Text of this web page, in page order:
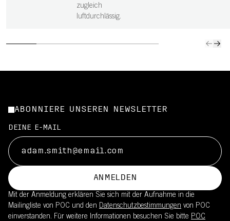
zugleich
luftdurchlässig.
ABONNIERE UNSEREN NEWSLETTER
DEINE E-MAIL
ANMELDEN
Mit der Anmeldung erklären Sie sich mit der Aufnahme in die
Mailingliste von POC und den Datenschutzbestimmungen von POC
einverstanden. Für weitere Informationen besuchen Sie bitte POC